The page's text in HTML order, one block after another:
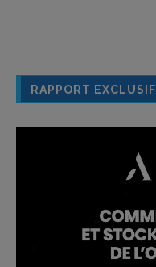
RAPPORT EXCLUSIF